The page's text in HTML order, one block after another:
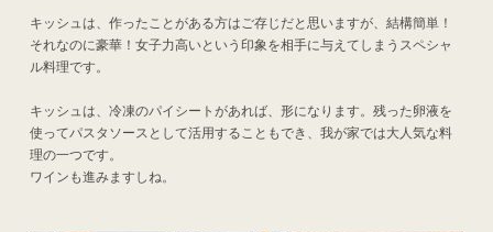
キッシュは、作ったことがある方はご存じだと思いますが、結構簡単！
それなのに豪華！女子力高いという印象を相手に与えてしまうスペシャ
ル料理です。
キッシュは、冷凍のパイシートがあれば、形になります。残った卵液を
使ってパスタソースとして活用することもでき、我が家では大人気な料
理の一つです。
ワインも進みますしね。